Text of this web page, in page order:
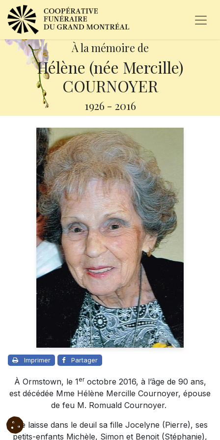
À la mémoire de
Hélène (née Mercille)
COURNOYER
1926 - 2016
Imprimer Partager
À Ormstown, le 1eroctobre 2016, à l’âge de 90 ans,
est décédée Mme Hélène Mercille Cournoyer, épouse
de feu M. Romuald Cournoyer.
Elle laisse dans le deuil sa fille Jocelyne (Pierre), ses
petits-enfants Michèle, Simon et Benoit (Stéphanie),